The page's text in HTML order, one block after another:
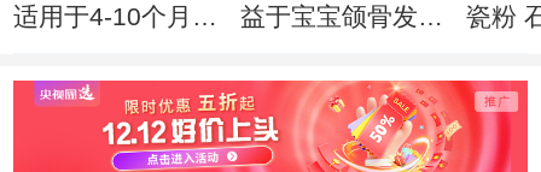
适用于4-10个月的
益于宝宝颌骨发育
瓷粉